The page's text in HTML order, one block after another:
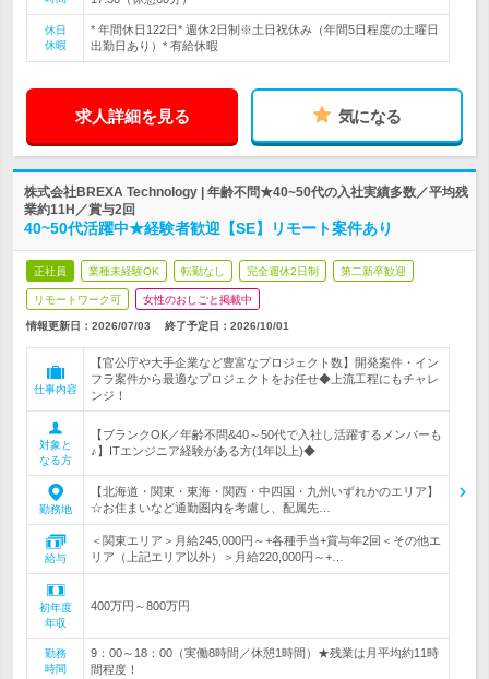
休日
休暇
* 年間休日122日* 週休2日制※土日祝休み（年間5日程度の土曜日
出勤日あり）* 有給休暇
求人詳細を見る 気になる
株式会社BREXA Technology | 年齢不問★40~50代の入社実績多数／平均残
業約11H／賞与2回
40~50代活躍中★経験者歓迎【SE】リモート案件あり
正社員 業種未経験OK 転勤なし 完全週休2日制 第二新卒歓迎
リモートワーク可 女性のおしごと掲載中
情報更新日：2026/07/03 終了予定日： 2026/10/01
仕事内容
【官公庁や大手企業など豊富なプロジェクト数】開発案件・イン
フラ案件から最適なプロジェクトをお任せ◆上流工程にもチャレ
ンジ！
対象と
なる方
【ブランクOK／年齢不問&40～50代で入社し活躍するメンバーも
♪】ITエンジニア経験がある方(1年以上)◆
勤務地
【北海道・関東・東海・関西・中四国・九州いずれかのエリア】
☆お住まいなど通勤圏内を考慮し、配属先…
給与
＜関東エリア＞月給245,000円～+各種手当+賞与年2回＜その他エ
リア（上記エリア以外）＞月給220,000円～+…
初年度
年収
400万円～800万円
勤務
時間
9：00～18：00（実働8時間／休憩1時間）★残業は月平均約11時
間程度！